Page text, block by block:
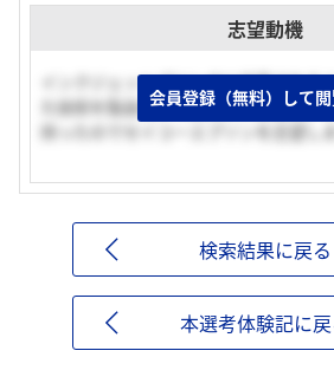
志望動機
インクジェットプリンタに代表される
た技術を製品化する技術力と創造力の
持ったのでセイコーエプソンを志望しま
会員登録（無料）して
検索結果に戻る
本選考体験記に